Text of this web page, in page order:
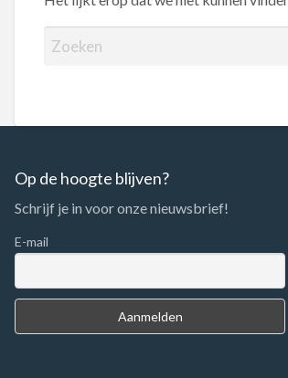
e
a
a
:
Op de hoogte blijven?
Schrijf je in voor onze nieuwsbrief!
E-mail